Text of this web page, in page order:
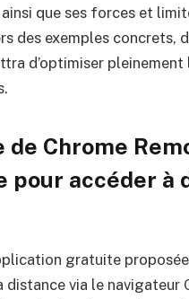
que ses forces et
des exemples concrets,
d’optimiser pleinement
Chrome
accéder à
gratuite
distance via le